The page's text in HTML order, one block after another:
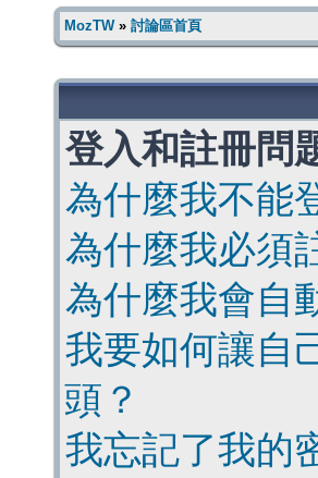
MozTW» 討論區首頁
登入和註冊問
為什麼我不能
為什麼我必須
為什麼我會自
我要如何讓自
頭？
我忘記了我的